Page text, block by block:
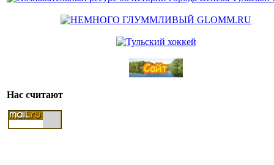
Нас считают